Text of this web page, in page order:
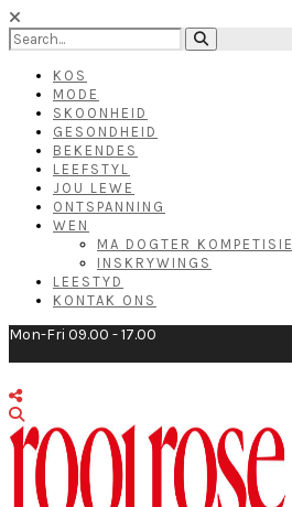
KOS
MODE
SKOONHEID
GESONDHEID
BEKENDES
LEEFSTYL
JOU LEWE
ONTSPANNING
WEN
MA DOGTER KOMPETISIE
INSKRYWINGS
LEESTYD
KONTAK ONS
Mon-Fri 09.00 - 17.00